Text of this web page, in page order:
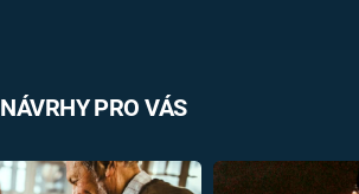
NÁVRHY PRO VÁS